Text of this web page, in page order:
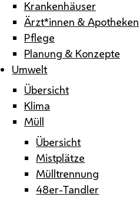
Krankenhäuser
Ärzt*innen & Apotheken
Pflege
Planung & Konzepte
Umwelt
Übersicht
Klima
Müll
Übersicht
Mistplätze
Mülltrennung
48er-Tandler